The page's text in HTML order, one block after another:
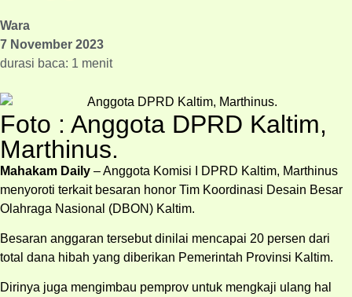
Wara
7 November 2023
durasi baca: 1 menit
Foto : Anggota DPRD Kaltim,
Marthinus.
Mahakam Daily – Anggota Komisi I DPRD Kaltim, Marthinus
menyoroti terkait besaran honor Tim Koordinasi Desain Besar
Olahraga Nasional (DBON) Kaltim.
Besaran anggaran tersebut dinilai mencapai 20 persen dari
total dana hibah yang diberikan Pemerintah Provinsi Kaltim.
Dirinya juga mengimbau pemprov untuk mengkaji ulang hal